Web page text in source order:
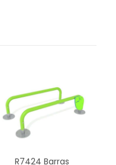
R7424 Barras